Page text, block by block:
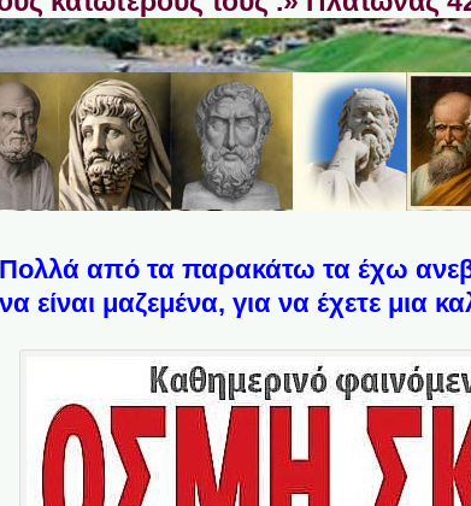
Πολλά από τα παρακάτω τα έχω
να είναι μαζεμένα, για να έχετε μια